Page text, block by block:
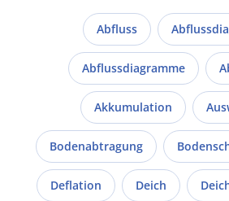
Abfluss
Abflussdiagramme
Akkumulation
Bodenabtragung
Deflation Deich